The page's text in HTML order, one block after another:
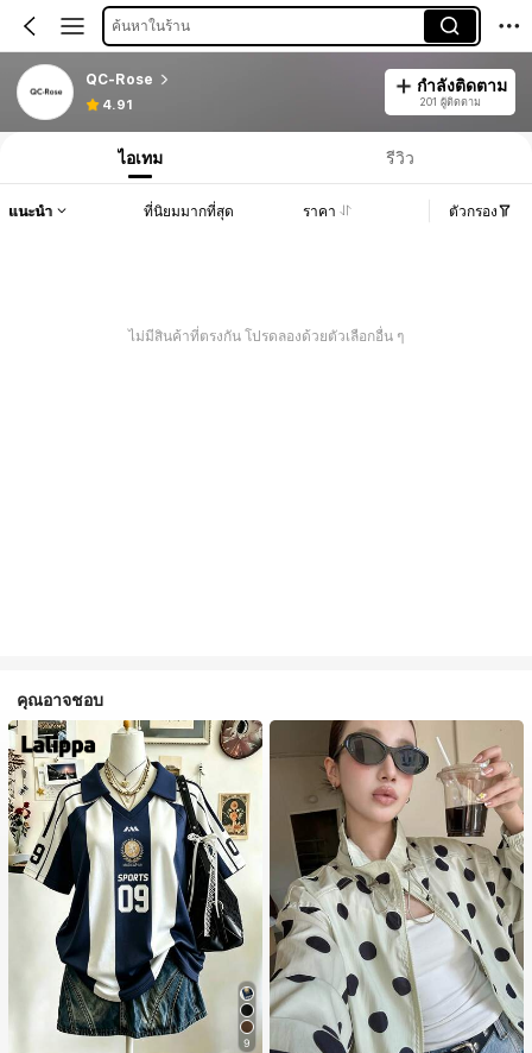
ค้นหาในร้าน
QC-Rose
4.91
กำลังติดตาม
201 ผู้ติดตาม
ไอเทม รีวิว
แนะนำ ที่นิยมมากที่สุด ราคา ตัวกรอง
ไม่มีสินค้าที่ตรงกัน โปรดลองด้วยตัวเลือกอื่น ๆ
คุณอาจชอบ
9